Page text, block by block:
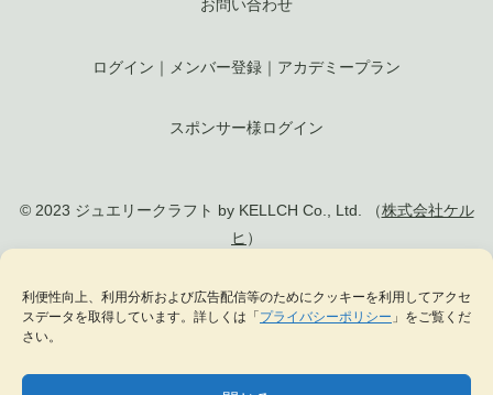
利便性向上、利用分析および広告配信等のためにクッキーを利用してアクセ
スデータを取得しています。詳しくは「 プライバシーポリシー 」をご覧くだ
さい。
お問い合わせ
ログイン ｜ メンバー登録 ｜ アカデミープラン
スポンサー様ログイン
© 2023 ジュエリークラフト by KELLCH Co., Ltd. （株式会社ケル
ヒ ）
私達は、地方創生SDGs官民連携プラットフォームに加盟しています
私達は、（一社）日本ジュエリー協会 の正会員として日本のジュエリー文化の発